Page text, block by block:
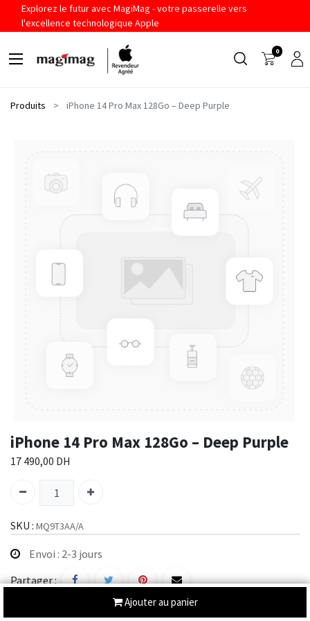
Explorez le futur avec MagiMag - votre passerelle vers
l'excellence technologique Apple
0
Produits iPhone 14 Pro Max 128Go – Deep Purple
Ajouter au panier
iPhone 14 Pro Max 128Go – Deep Purple
17 490,00 DH
SKU : MQ9T3AA/A
Envoi : 2-3 jours
Partager :
Description